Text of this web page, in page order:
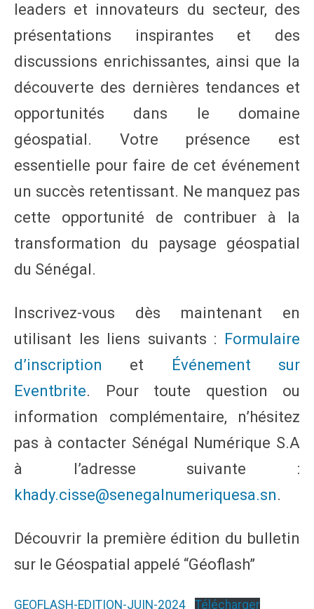
leaders et innovateurs du secteur, des
présentations inspirantes et des
discussions enrichissantes, ainsi que la
découverte des dernières tendances et
opportunités dans le domaine
géospatial. Votre présence est
essentielle pour faire de cet événement
un succès retentissant. Ne manquez pas
cette opportunité de contribuer à la
transformation du paysage géospatial
du Sénégal.
Inscrivez-vous dès maintenant en
utilisant les liens suivants : Formulaire
d’inscription et Événement sur
Eventbrite. Pour toute question ou
information complémentaire, n’hésitez
pas à contacter Sénégal Numérique S.A
à l’adresse suivante :
khady.cisse@senegalnumeriquesa.sn.
Découvrir la première édition du bulletin
sur le Géospatial appelé “Géoflash”
GEOFLASH-EDITION-JUIN-2024 Télécharger